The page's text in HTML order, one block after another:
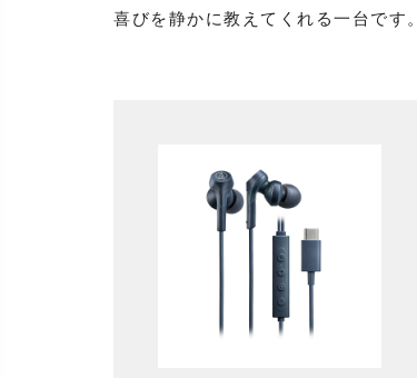
喜びを静かに教えてくれる一台です。